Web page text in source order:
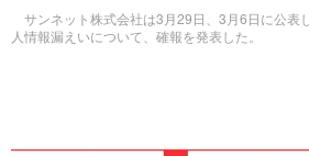
サンネット株式会社は3月29日、3月6日に公表
人情報漏えいについて、確報を発表した。